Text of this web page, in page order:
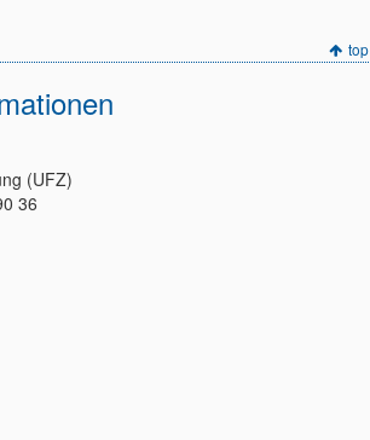
top
(UFZ)
36